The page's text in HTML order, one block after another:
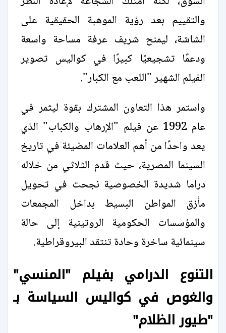
والتقييم بعد رؤية الموهبة الحقيقية على
الشاشة، ليمنح شريف عرفة مساحة واسعة
ودعمًا تشجيعيًا كبيرًا في كواليس تصوير
الفيلم الشهير "اللعب مع الكبار".
واستمر هذا التعاون المشترك بقوة ليثمر في
عام 1992 عن فيلم "الإرهاب والكباب" الذي
يعد واحدًا من أهم العلامات المضيئة في تاريخ
السينما المصرية، حيث قدم الثلاثي من خلاله
دراما شديدة الخصوصية نجحت في تحويل
مأزق المواطن البسيط بداخل المجمعات
والمؤسسات الحكومية الروتينية إلى حالة
سينمائية ساخرة وحادة تنتقد البيروقراطية.
التنوع الدرامي بفيلم "المنسي"
والغوص في كواليس السياسة بـ
"طيور الظلام"